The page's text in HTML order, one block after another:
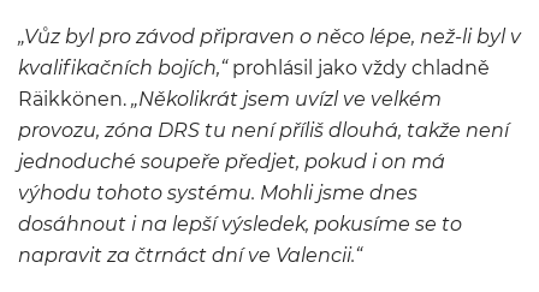
„Vůz byl pro závod připraven o něco lépe, než-li byl v
kvalifikačních bojích,“ prohlásil jako vždy chladně
Räikkönen. „Několikrát jsem uvízl ve velkém
provozu, zóna DRS tu není příliš dlouhá, takže není
jednoduché soupeře předjet, pokud i on má
výhodu tohoto systému. Mohli jsme dnes
dosáhnout i na lepší výsledek, pokusíme se to
napravit za čtrnáct dní ve Valencii.“